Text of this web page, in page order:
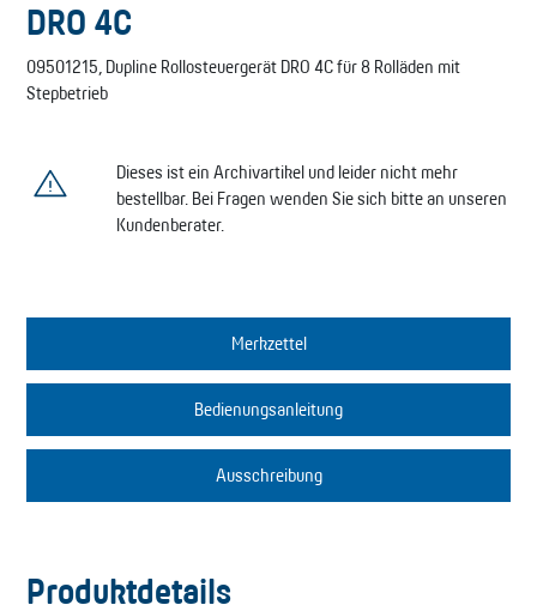
DRO 4C
09501215, Dupline Rollosteuergerät DRO 4C für 8 Rolläden mit
Stepbetrieb
Dieses ist ein Archivartikel und leider nicht mehr
bestellbar. Bei Fragen wenden Sie sich bitte an unseren
Kundenberater.
Merkzettel
Bedienungsanleitung
Ausschreibung
Produktdetails